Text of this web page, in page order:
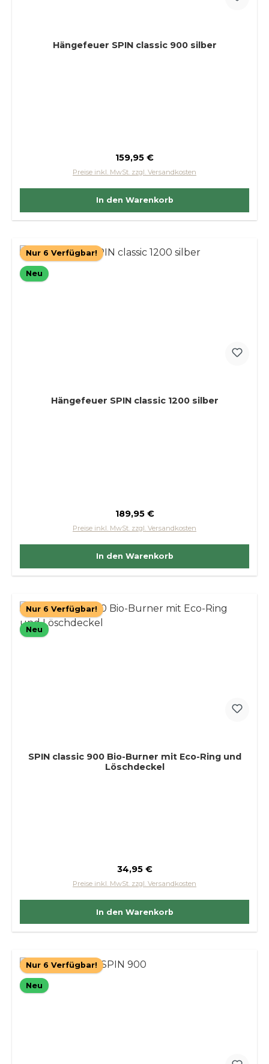
Hängefeuer SPIN classic 900 silber
Regulärer Preis:
159,95 €
Preise inkl. MwSt. zzgl. Versandkosten
In den Warenkorb
Nur 6 Verfügbar!
Neu
Hängefeuer SPIN classic 1200 silber
Regulärer Preis:
189,95 €
Preise inkl. MwSt. zzgl. Versandkosten
In den Warenkorb
Nur 6 Verfügbar!
Neu
SPIN classic 900 Bio-Burner mit Eco-Ring und
Löschdeckel
Regulärer Preis:
34,95 €
Preise inkl. MwSt. zzgl. Versandkosten
In den Warenkorb
Nur 6 Verfügbar!
Neu